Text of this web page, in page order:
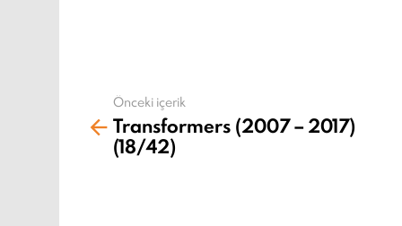
Daha
fazla
Önceki içerik
Transformers (2007 – 2017)
(18/42)